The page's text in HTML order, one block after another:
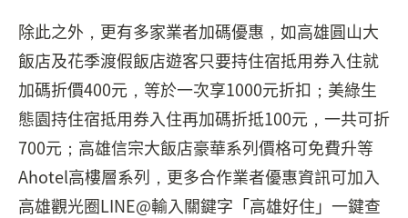
除此之外，更有多家業者加碼優惠，如高雄圓山大
飯店及花季渡假飯店遊客只要持住宿抵用券入住就
加碼折價400元，等於一次享1000元折扣；美綠生
態園持住宿抵用券入住再加碼折抵100元，一共可折
700元；高雄信宗大飯店豪華系列價格可免費升等
Ahotel高樓層系列，更多合作業者優惠資訊可加入
高雄觀光圈LINE@輸入關鍵字「高雄好住」一鍵查